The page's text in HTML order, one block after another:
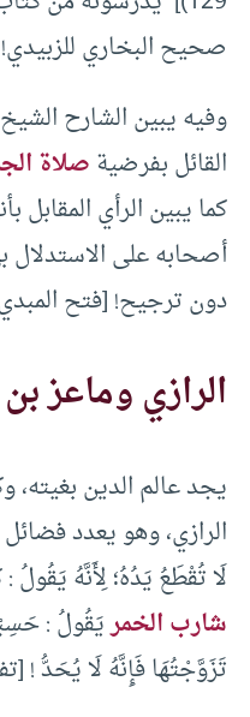
صحيح البخاري للزبيدي!
وفيه يبين الشارح
القائل بفرضيةصلاة
كما يبين الرأي المقابل
أصحابه على الاستدلال
دون ترجيح! [فتح المبدي 1/244
الرازي وماعز
يجد عالم الدين بغيته،
الرازي، وهو يعدد فضائل
لَا تُقْطَعُ يَدُهُ؛ لِأَنَّهُ يَقُولُ
شارب الخمريَقُولُ :
تَزَوَّجْتُهَا فَإِنَّهُ لَا يُحَدُّ ! [تفسير